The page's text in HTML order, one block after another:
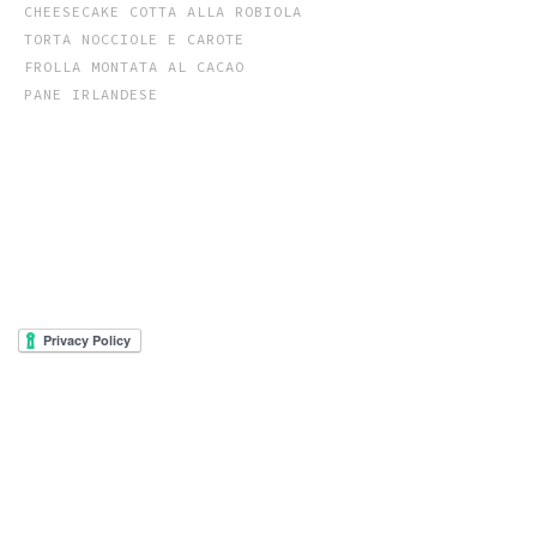
CHEESECAKE COTTA ALLA ROBIOLA
TORTA NOCCIOLE E CAROTE
FROLLA MONTATA AL CACAO
PANE IRLANDESE